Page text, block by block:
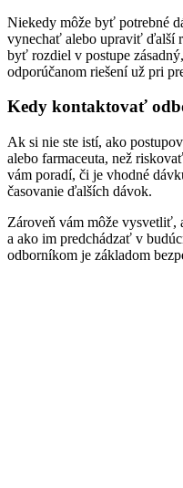
Niekedy môže byť potrebné
vynechať alebo upraviť ďalší
byť rozdiel v postupe
odporúčanom riešení už pri
Kedy kontaktovať
Ak si nie ste istí, ako
alebo farmaceuta, než
vám poradí, či je vhodné
časovanie ďalších dávok.
Zároveň vám môže vysvetliť,
a ako im predchádzať v
odborníkom je základom